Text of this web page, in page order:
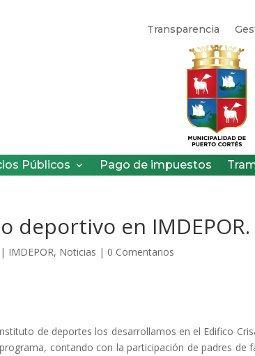
Transparencia
Públicos Pago de impuestos
deportivo en IMDEPOR.
| IMDEPOR, Noticias | 0 Comentarios
de deportes los desarrollamos en el Edifico
contando con la participación de padres de